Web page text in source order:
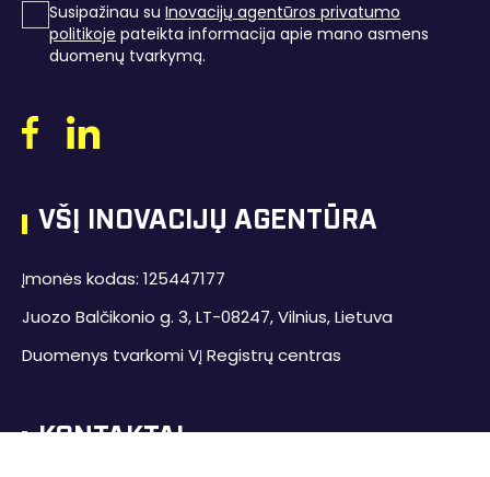
Susipažinau su Inovacijų agentūros privatumo
politikoje pateikta informacija apie mano asmens
duomenų tvarkymą.
VŠĮ INOVACIJŲ AGENTŪRA
Įmonės kodas: 125447177
Juozo Balčikonio g. 3, LT-08247, Vilnius, Lietuva
Duomenys tvarkomi VĮ Registrų centras
KONTAKTAI